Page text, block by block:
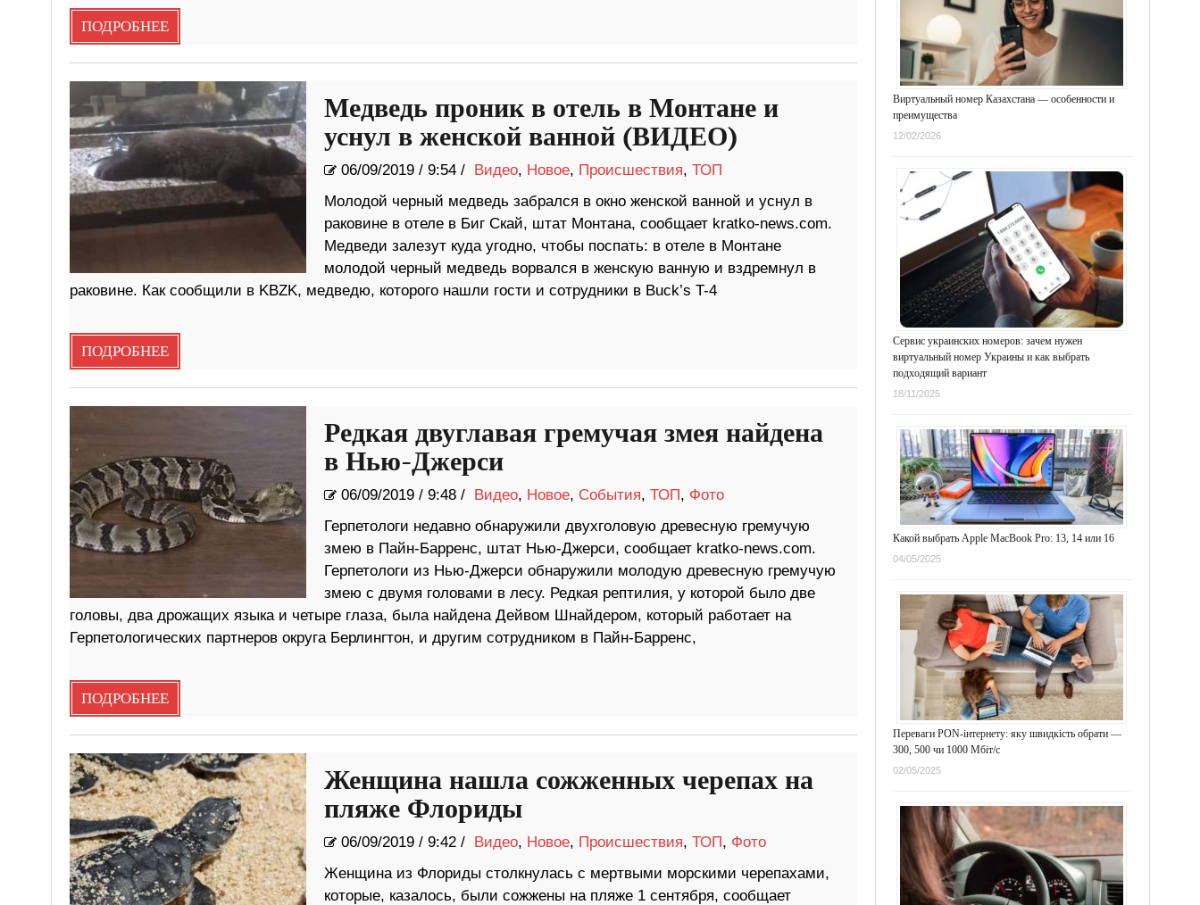
ПОДРОБНЕЕ
Медведь проник в отель в Монтане и
уснул в женской ванной (ВИДЕО)
06/09/2019/ 9:54 / Видео, Новое, Происшествия, ТОП
Молодой черный медведь забрался в окно женской ванной и уснул в
раковине в отеле в Биг Скай, штат Монтана, сообщает kratko-news.com.
Медведи залезут куда угодно, чтобы поспать: в отеле в Монтане
молодой черный медведь ворвался в женскую ванную и вздремнул в
раковине. Как сообщили в KBZK, медведю, которого нашли гости и сотрудники в Buck’s T-4
ПОДРОБНЕЕ
Редкая двуглавая гремучая змея найдена
в Нью-Джерси
06/09/2019/ 9:48 / Видео, Новое, События, ТОП, Фото
Герпетологи недавно обнаружили двухголовую древесную гремучую
змею в Пайн-Барренс, штат Нью-Джерси, сообщает kratko-news.com.
Герпетологи из Нью-Джерси обнаружили молодую древесную гремучую
змею с двумя головами в лесу. Редкая рептилия, у которой было две
головы, два дрожащих языка и четыре глаза, была найдена Дейвом Шнайдером, который работает на
Герпетологических партнеров округа Берлингтон, и другим сотрудником в Пайн-Барренс,
ПОДРОБНЕЕ
Женщина нашла сожженных черепах на
пляже Флориды
06/09/2019/ 9:42 / Видео, Новое, Происшествия, ТОП, Фото
Женщина из Флориды столкнулась с мертвыми морскими черепахами,
которые, казалось, были сожжены на пляже 1 сентября, сообщает
Виртуальный номер Казахстана — особенности и
преимущества
12/02/2026
Сервис украинских номеров: зачем нужен
виртуальный номер Украины и как выбрать
подходящий вариант
18/11/2025
Какой выбрать Apple MacBook Pro: 13, 14 или 16
04/05/2025
Переваги PON-інтернету: яку швидкість обрати —
300, 500 чи 1000 Мбіт/с
02/05/2025